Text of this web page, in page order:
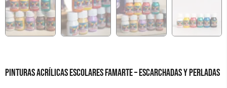
PINTURAS ACRÍLICAS ESCOLARES FAMARTE – ESCARCHADAS Y PERLADAS